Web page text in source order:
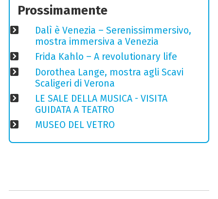
Prossimamente
Dalì è Venezia – Serenissimmersivo,
mostra immersiva a Venezia
Frida Kahlo – A revolutionary life
Dorothea Lange, mostra agli Scavi
Scaligeri di Verona
LE SALE DELLA MUSICA - VISITA
GUIDATA A TEATRO
MUSEO DEL VETRO